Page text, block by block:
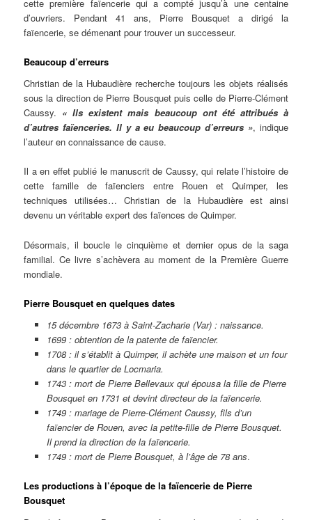
cette première faïencerie qui a compté jusqu’à une centaine
d’ouvriers. Pendant 41 ans, Pierre Bousquet a dirigé la
faïencerie, se démenant pour trouver un successeur.
Beaucoup d’erreurs
Christian de la Hubaudière recherche toujours les objets réalisés
sous la direction de Pierre Bousquet puis celle de Pierre-Clément
Caussy. « Ils existent mais beaucoup ont été attribués à
d’autres faïenceries. Il y a eu beaucoup d’erreurs », indique
l’auteur en connaissance de cause.
Il a en effet publié le manuscrit de Caussy, qui relate l’histoire de
cette famille de faïenciers entre Rouen et Quimper, les
techniques utilisées… Christian de la Hubaudière est ainsi
devenu un véritable expert des faïences de Quimper.
Désormais, il boucle le cinquième et dernier opus de la saga
familial. Ce livre s’achèvera au moment de la Première Guerre
mondiale.
Pierre Bousquet en quelques dates
15 décembre 1673 à Saint-Zacharie (Var) : naissance.
1699 : obtention de la patente de faïencier.
1708 : il s’établit à Quimper, il achète une maison et un four
dans le quartier de Locmaria.
1743 : mort de Pierre Bellevaux qui épousa la fille de Pierre
Bousquet en 1731 et devint directeur de la faïencerie.
1749 : mariage de Pierre-Clément Caussy, fils d’un
faïencier de Rouen, avec la petite-fille de Pierre Bousquet.
Il prend la direction de la faïencerie.
1749 : mort de Pierre Bousquet, à l’âge de 78 ans.
Les productions à l’époque de la faïencerie de Pierre
Bousquet